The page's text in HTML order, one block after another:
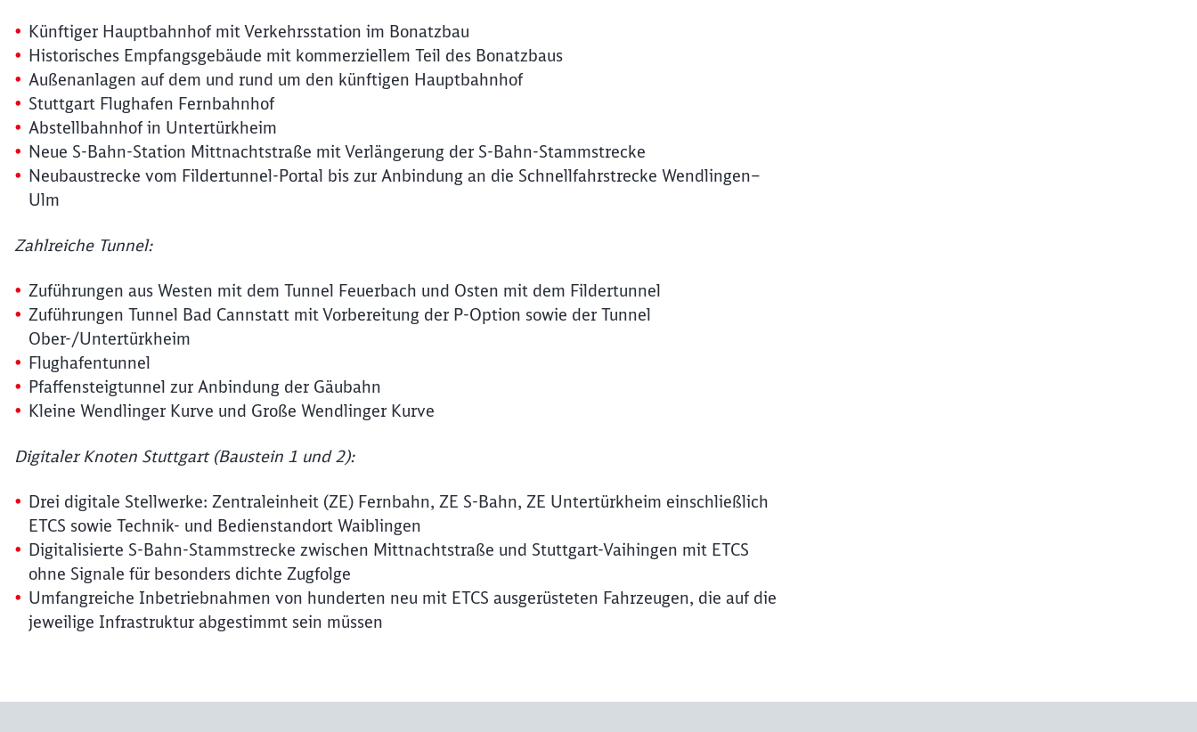
Künftiger Hauptbahnhof mit Verkehrsstation im Bonatzbau
Historisches Empfangsgebäude mit kommerziellem Teil des Bonatzbaus
Außenanlagen auf dem und rund um den künftigen Hauptbahnhof
Stuttgart Flughafen Fernbahnhof
Abstellbahnhof in Untertürkheim
Neue S-Bahn-Station Mittnachtstraße mit Verlängerung der S-Bahn-Stammstrecke
Neubaustrecke vom Fildertunnel-Portal bis zur Anbindung an die Schnellfahrstrecke Wendlingen–
Ulm
Zahlreiche Tunnel:
Zuführungen aus Westen mit dem Tunnel Feuerbach und Osten mit dem Fildertunnel
Zuführungen Tunnel Bad Cannstatt mit Vorbereitung der P-Option sowie der Tunnel
Ober-/Untertürkheim
Flughafentunnel
Pfaffensteigtunnel zur Anbindung der Gäubahn
Kleine Wendlinger Kurve und Große Wendlinger Kurve
Digitaler Knoten Stuttgart (Baustein 1 und 2):
Drei digitale Stellwerke: Zentraleinheit (ZE) Fernbahn, ZE S-Bahn, ZE Untertürkheim einschließlich
ETCS sowie Technik- und Bedienstandort Waiblingen
Digitalisierte S-Bahn-Stammstrecke zwischen Mittnachtstraße und Stuttgart-Vaihingen mit ETCS
ohne Signale für besonders dichte Zugfolge
Umfangreiche Inbetriebnahmen von hunderten neu mit ETCS ausgerüsteten Fahrzeugen, die auf die
jeweilige Infrastruktur abgestimmt sein müssen